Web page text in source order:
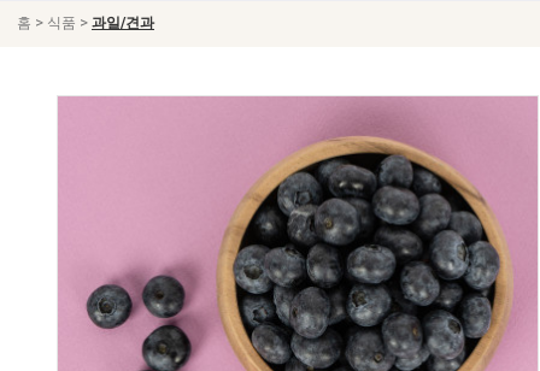
홈 > 식품 > 과일/견과